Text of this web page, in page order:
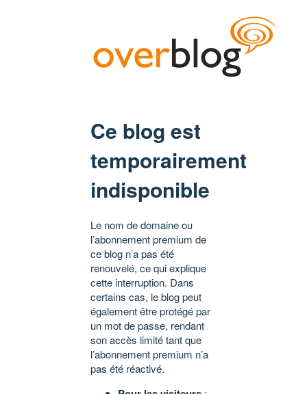
Ce blog est
temporairement
indisponible
Le nom de domaine ou
l’abonnement premium de
ce blog n’a pas été
renouvelé, ce qui explique
cette interruption. Dans
certains cas, le blog peut
également être protégé par
un mot de passe, rendant
son accès limité tant que
l’abonnement premium n’a
pas été réactivé.